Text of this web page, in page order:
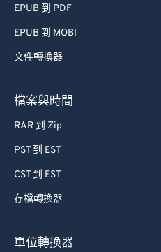
EPUB 到 PDF
EPUB 到 MOBI
文件轉換器
檔案與時間
RAR 到 Zip
PST 到 EST
CST 到 EST
存檔轉換器
單位轉換器